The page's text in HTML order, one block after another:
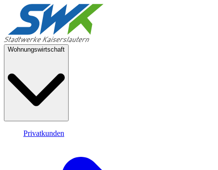
Wohnungswirtschaft
Privatkunden